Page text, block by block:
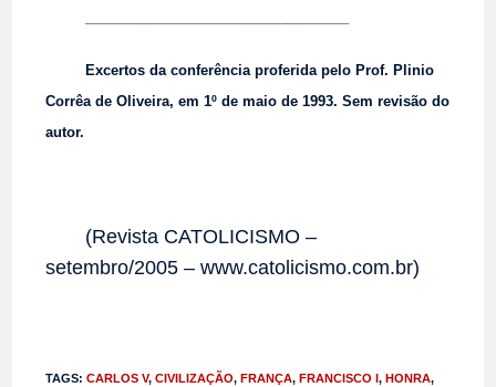
Excertos da conferência proferida pelo Prof. Plinio
Corrêa de Oliveira, em 1º de maio de 1993. Sem revisão do
autor.
(Revista CATOLICISMO –
setembro/2005 – www.catolicismo.com.br)
TAGS:CARLOS V, CIVILIZAÇÃO, FRANÇA, FRANCISCO I, HONRA,